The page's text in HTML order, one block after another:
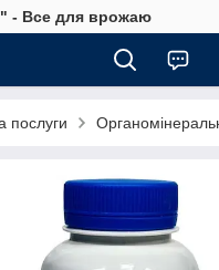
- Все для врожаю
послуги